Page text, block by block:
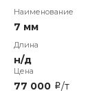
7 мм
н/д
77 000 i/т